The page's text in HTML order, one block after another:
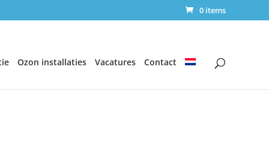
0 items
Ozon installaties Vacatures Contact